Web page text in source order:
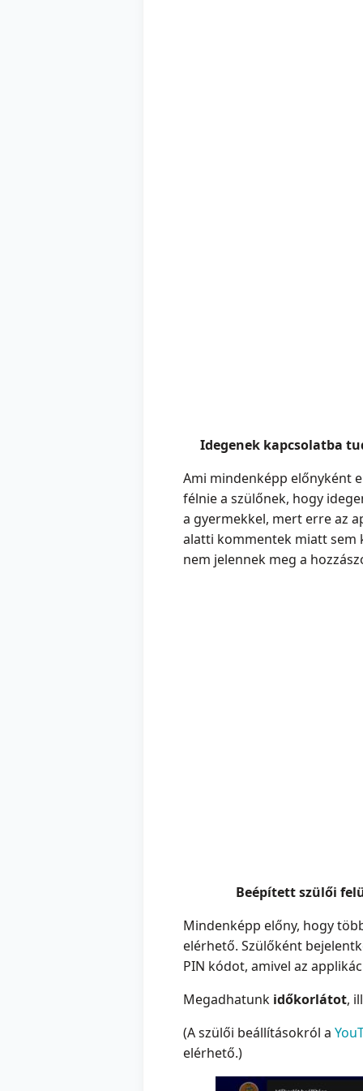
Idegenek kapcsolatba
Ami mindenképp előnyként
félnie a szülőnek, hogy
a gyermekkel, mert erre az
alatti kommentek miatt sem
nem jelennek meg a
Beépített szülői
Mindenképp előny, hogy
elérhető. Szülőként
PIN kódot, amivel az
Megadhatunk időkorlátot,
(A szülői beállításokról a
elérhető.)